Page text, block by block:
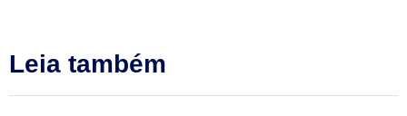
Leia também